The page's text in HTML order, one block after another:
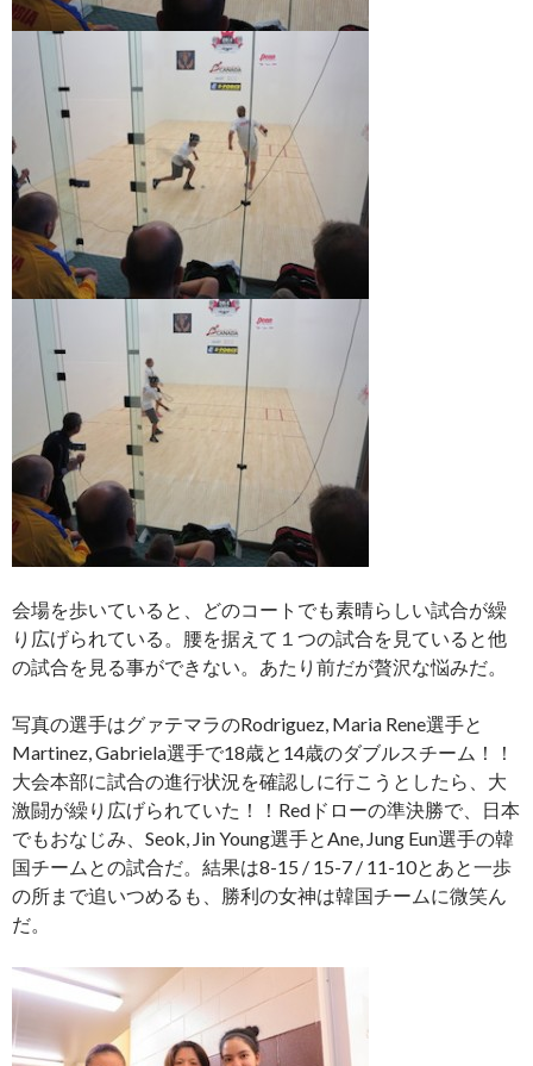
会場を歩いていると、どのコートでも素晴らしい試合が繰
り広げられている。腰を据えて１つの試合を見ていると他
の試合を見る事ができない。あたり前だが贅沢な悩みだ。
写真の選手はグァテマラのRodriguez, Maria Rene選手と
Martinez, Gabriela選手で18歳と14歳のダブルスチーム！！
大会本部に試合の進行状況を確認しに行こうとしたら、大
激闘が繰り広げられていた！！Redドローの準決勝で、日本
でもおなじみ、Seok, Jin Young選手とAne, Jung Eun選手の韓
国チームとの試合だ。結果は8-15 / 15-7 / 11-10とあと一歩
の所まで追いつめるも、勝利の女神は韓国チームに微笑ん
だ。